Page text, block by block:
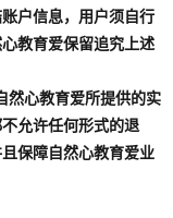
户信息，用户须自行
教育爱保留追究上述
心教育爱所提供的实
允许任何形式的退
保障自然心教育爱业